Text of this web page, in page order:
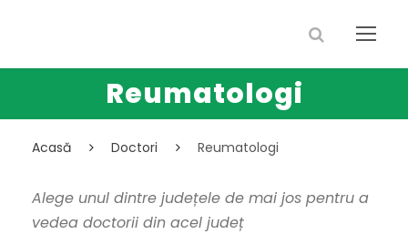
Reumatologi
Acasă Doctori Reumatologi
Alege unul dintre județele de mai jos pentru a
vedea doctorii din acel județ